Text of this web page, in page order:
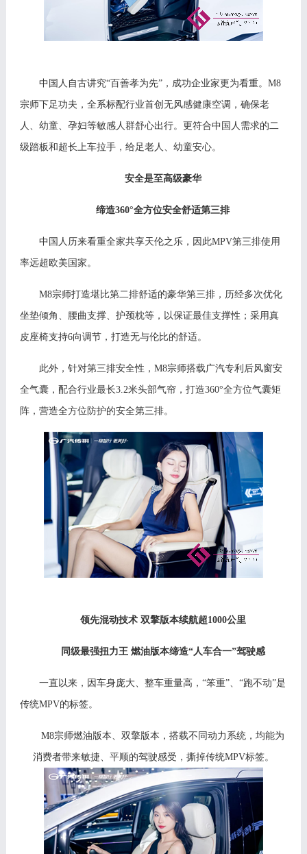
中国人自古讲究“百善孝为先”，成功企业家更为看重。M8
宗师下足功夫，全系标配行业首创无风感健康空调，确保老
人、幼童、孕妇等敏感人群舒心出行。更符合中国人需求的二
级踏板和超长上车拉手，给足老人、幼童安心。
安全是至高级豪华
缔造360°全方位安全舒适第三排
中国人历来看重全家共享天伦之乐，因此MPV第三排使用
率远超欧美国家。
M8宗师打造堪比第二排舒适的豪华第三排，历经多次优化
坐垫倾角、腰曲支撑、护颈枕等，以保证最佳支撑性；采用真
皮座椅支持6向调节，打造无与伦比的舒适。
此外，针对第三排安全性， M8宗师搭载广汽专利后风窗安
全气囊，配合行业最长3.2米头部气帘，打造360°全方位气囊矩
阵，营造全方位 防护的安全第三排。
领先混动技术 双擎版本续航超1000公里
同级最强扭力王 燃油版本缔造“人车合一”驾驶感
一直以来，因车身庞大、整车重量高， “笨重”、“跑不动”是
传统MPV的标签。
M8宗师燃油版本、双擎版本，搭载不同动力系统，均能为
消费者带来敏捷、平顺的驾驶感受，撕掉传统MPV标签。